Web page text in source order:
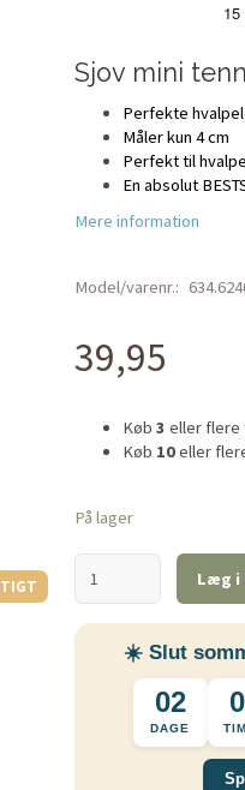
Sjov mini
Perfekte
Måler kun 4 cm
Perfekt til
En absolut
Mere information
Model/varenr.:
39,95
Køb3 eller
Køb 10eller
På lager
Læg i
☀️ Slut
02
DAGE